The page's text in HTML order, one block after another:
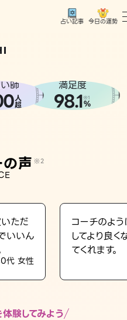
占い記事 今日の運勢
ら
師
人
超
満足度
98.1※1
%
声 ※2
ただ
いいん
代 女性
コーチのよ
してより良
てくれます。
験してみよう